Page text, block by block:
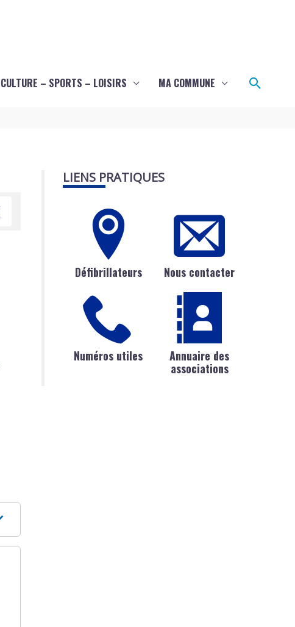
CULTURE – SPORTS – LOISIRS MA COMMUNE
LIENS PRATIQUES
Défibrillateurs Nous contacter
Numéros utiles
Annuaire des
associations